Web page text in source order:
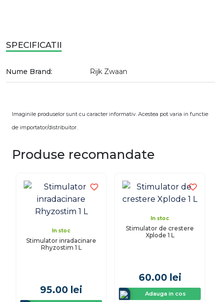
SPECIFICATII
Nume Brand: Rijk Zwaan
Imaginile produselor sunt cu caracter informativ. Acestea pot varia in functie
de importator/distribuitor.
Produse recomandate
In stoc
Stimulator inradacinare
Rhyzostim 1 L
95.00 lei
In stoc
Stimulator de crestere
Xplode 1 L
60.00 lei
Adauga in cos